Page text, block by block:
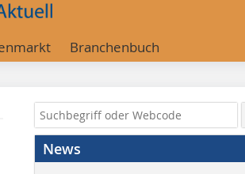
Branchenbuch
News